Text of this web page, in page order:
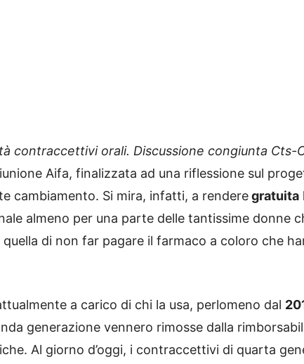
contraccettivi orali. Discussione congiunta Cts-
Aifa, finalizzata ad una riflessione sul
cambiamento. Si mira, infatti, a renderegratuita
almeno per una parte delle tantissime donne
quella di non far pagare il farmaco a coloro che
a carico di chi la usa, perlomeno dal
generazione vennero rimosse dalla
Al giorno d’oggi, i contraccettivi di quarta